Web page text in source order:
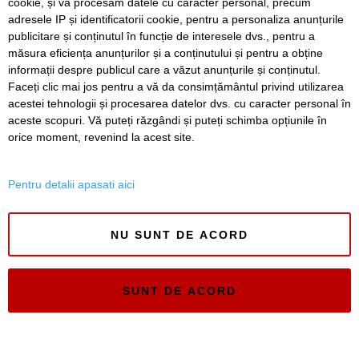
complicații
Nouă copaci căzuți, dintre care patru pe mașini, la
Timișoara, în urma furtunii
SERVICII Redactia
Folosinta Cookie-urilor
Timiș Online
adresele IP și identificatorii cookie, pentru a personaliza anunțurile
publicitare și conținutul în funcție de interesele dvs., pentru a
măsura eficiența anunțurilor și a conținutului și pentru a obține
informații despre publicul care a văzut anunțurile și conținutul.
Faceți clic mai jos pentru a vă da consimțământul privind utilizarea
acestei tehnologii și procesarea datelor dvs. cu caracter personal în
aceste scopuri. Vă puteți răzgândi și puteți schimba opțiunile în
orice moment, revenind la acest site.
Pentru detalii apasati aici
NU SUNT DE ACORD
SUNT DE ACORD